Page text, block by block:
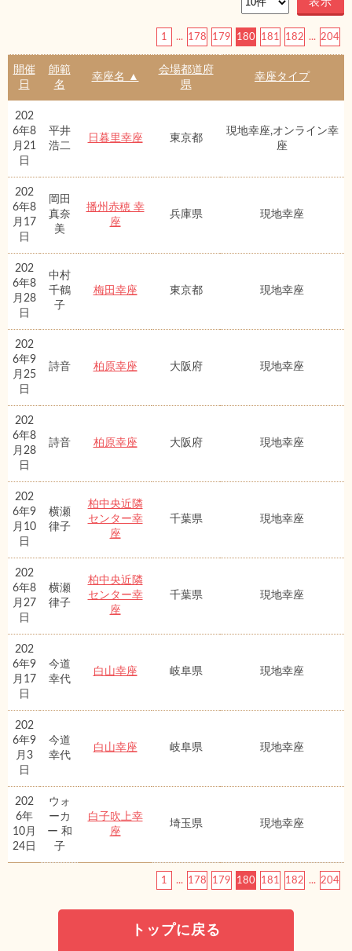
1 ... 178 179 180 181 182 ... 204
開催
日
師範
名
幸座名 ▲
会場都道府
県
幸座タイプ
202
6年8
月21
日
平井
浩二
日暮里幸座 東京都
現地幸座,オンライン幸
座
202
6年8
月17
日
岡田
真奈
美
播州赤穂 幸
座
兵庫県 現地幸座
202
6年8
月28
日
中村
千鶴
子
梅田幸座 東京都 現地幸座
202
6年9
月25
日
詩音 柏原幸座 大阪府 現地幸座
202
6年8
月28
日
詩音 柏原幸座 大阪府 現地幸座
202
6年9
月10
日
横瀬
律子
柏中央近隣
センター幸
座
千葉県 現地幸座
202
6年8
月27
日
横瀬
律子
柏中央近隣
センター幸
座
千葉県 現地幸座
202
6年9
月17
日
今道
幸代
白山幸座 岐阜県 現地幸座
202
6年9
月3
日
今道
幸代
白山幸座 岐阜県 現地幸座
202
6年
10月
24日
ウォ
ーカ
ー 和
子
白子吹上幸
座
埼玉県 現地幸座
1 ... 178 179 180 181 182 ... 204
トップに戻る